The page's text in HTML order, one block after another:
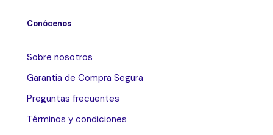
Conócenos
Sobre nosotros
Garantía de Compra Segura
Preguntas frecuentes
Términos y condiciones